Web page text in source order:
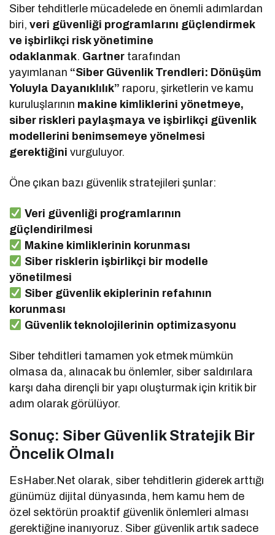
Siber tehditlerle mücadelede en önemli adımlardan
biri,veri güvenliği programlarını güçlendirmek
ve işbirlikçi risk yönetimine
odaklanmak. Gartner tarafından
yayımlanan “Siber Güvenlik Trendleri: Dönüşüm
Yoluyla Dayanıklılık” raporu, şirketlerin ve kamu
kuruluşlarının makine kimliklerini yönetmeye,
siber riskleri paylaşmaya ve işbirlikçi güvenlik
modellerini benimsemeye yönelmesi
gerektiğini vurguluyor.
Öne çıkan bazı güvenlik stratejileri şunlar:
Veri güvenliği programlarının
güçlendirilmesi
Makine kimliklerinin korunması
Siber risklerin işbirlikçi bir modelle
yönetilmesi
Siber güvenlik ekiplerinin refahının
korunması
Güvenlik teknolojilerinin optimizasyonu
Siber tehditleri tamamen yok etmek mümkün
olmasa da, alınacak bu önlemler, siber saldırılara
karşı daha dirençli bir yapı oluşturmak için kritik bir
adım olarak görülüyor.
Sonuç: Siber Güvenlik Stratejik Bir
Öncelik Olmalı
EsHaber.Net olarak, siber tehditlerin giderek arttığı
günümüz dijital dünyasında, hem kamu hem de
özel sektörün proaktif güvenlik önlemleri alması
gerektiğine inanıyoruz. Siber güvenlik artık sadece